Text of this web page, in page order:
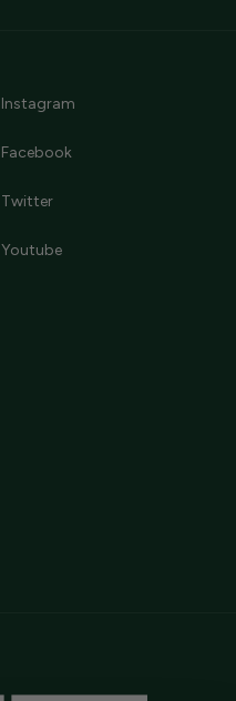
Instagram
Facebook
Twitter
Youtube